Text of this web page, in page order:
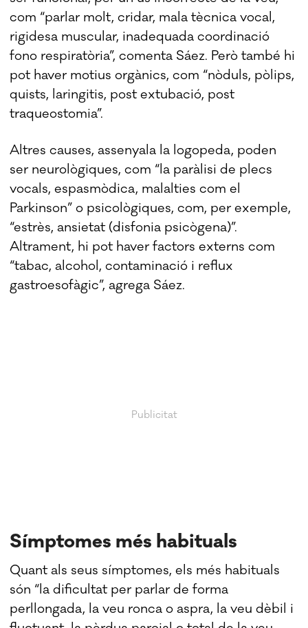
com “parlar molt, cridar, mala tècnica vocal,
rigidesa muscular, inadequada coordinació
fono respiratòria”, comenta Sáez. Però també hi
pot haver motius orgànics, com “nòduls, pòlips,
quists, laringitis, post extubació, post
traqueostomia”.
Altres causes, assenyala la logopeda, poden
ser neurològiques, com “la paràlisi de plecs
vocals, espasmòdica, malalties com el
Parkinson” o psicològiques, com, per exemple,
“estrès, ansietat (disfonia psicògena)”.
Altrament, hi pot haver factors externs com
“tabac, alcohol, contaminació i reflux
gastroesofàgic”, agrega Sáez.
Símptomes més habituals
Quant als seus símptomes, els més habituals
són “la dificultat per parlar de forma
perllongada, la veu ronca o aspra, la veu dèbil i